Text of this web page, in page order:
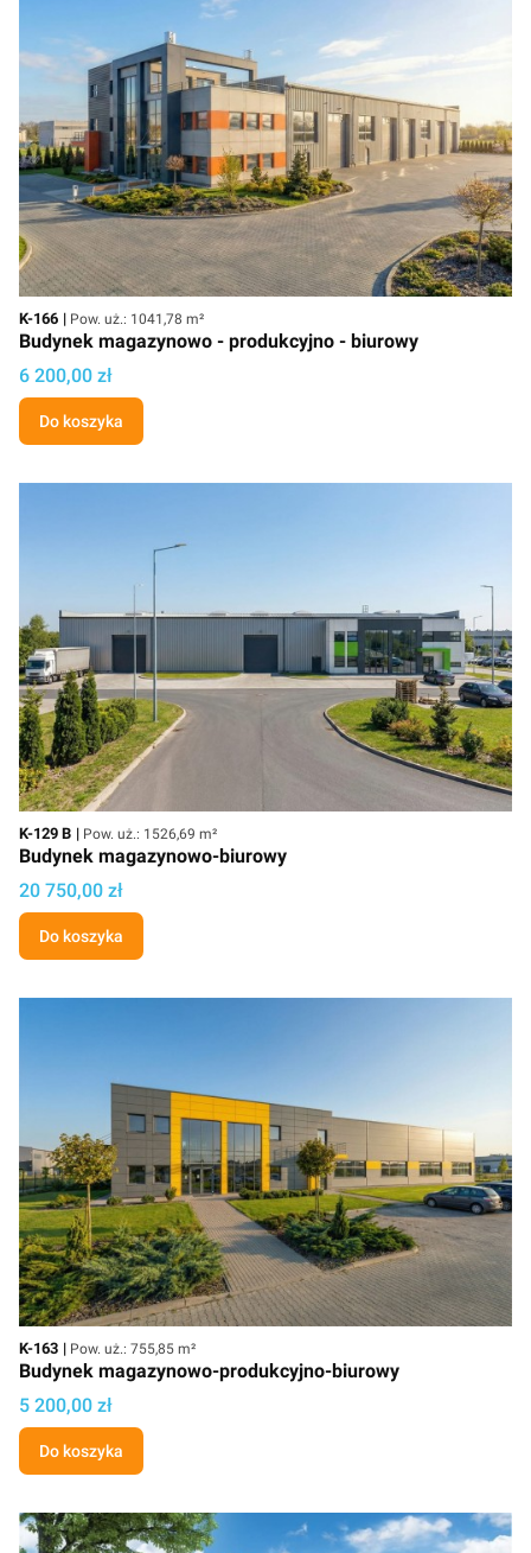
Kod
K-166 Powierzchnia użytkowa
Pow. uż.: 1041,78 m²
Budynek magazynowo - produkcyjno - biurowy
Cena projektu
6 200,00 zł
Do koszyka
Kod
K-129 B Powierzchnia użytkowa
Pow. uż.: 1526,69 m²
Budynek magazynowo-biurowy
Cena projektu
20 750,00 zł
Do koszyka
Kod
K-163 Powierzchnia użytkowa
Pow. uż.: 755,85 m²
Budynek magazynowo-produkcyjno-biurowy
Cena projektu
5 200,00 zł
Do koszyka